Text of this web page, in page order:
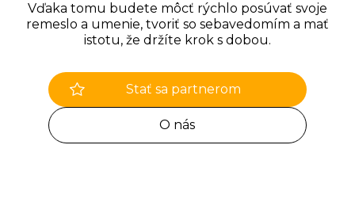
Vďaka tomu budete môcť rýchlo posúvať svoje
remeslo a umenie, tvoriť so sebavedomím a mať
istotu, že držíte krok s dobou.
Stať sa partnerom
O nás